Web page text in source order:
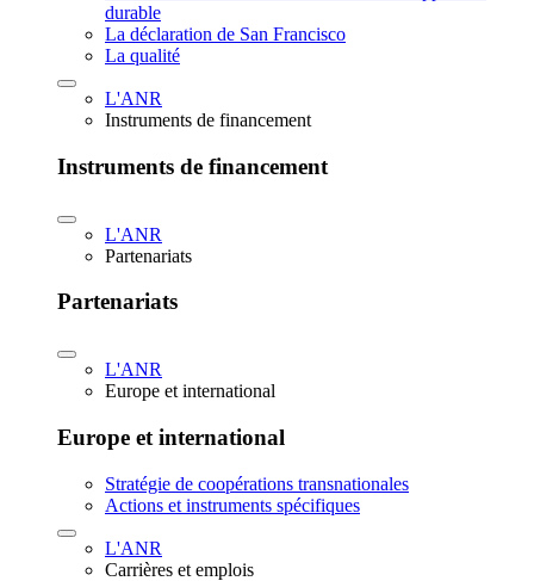
durable
La déclaration de San Francisco
La qualité
L'ANR
Instruments de financement
Instruments de financement
L'ANR
Partenariats
Partenariats
L'ANR
Europe et international
Europe et international
Stratégie de coopérations transnationales
Actions et instruments spécifiques
L'ANR
Carrières et emplois